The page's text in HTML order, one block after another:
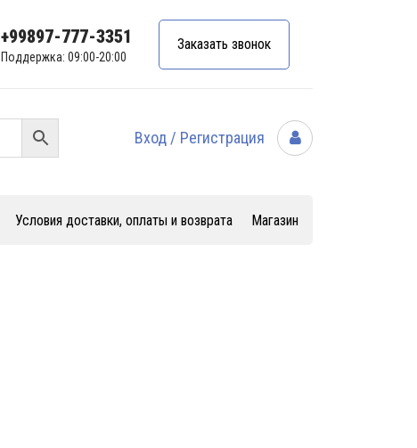
+99897-777-3351
Поддержка: 09:00-20:00
Заказать звонок
Вход / Регистрация
Условия доставки, оплаты и возврата Магазин